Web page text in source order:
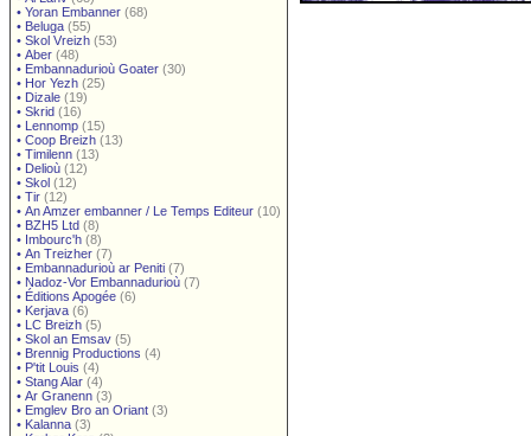
• Yoran Embanner (68)
• Beluga (55)
• Skol Vreizh (53)
• Aber (48)
• Embannadurioù Goater (30)
• Hor Yezh (25)
• Dizale (19)
• Skrid (16)
• Lennomp (15)
• Coop Breizh (13)
• Timilenn (13)
• Delioù (12)
• Skol (12)
• Tir (12)
• An Amzer embanner / Le Temps Editeur (10)
• BZH5 Ltd (8)
• Imbourc'h (8)
• An Treizher (7)
• Embannadurioù ar Peniti (7)
• Nadoz-Vor Embannadurioù (7)
• Éditions Apogée (6)
• Kerjava (6)
• LC Breizh (5)
• Skol an Emsav (5)
• Brennig Productions (4)
• P'tit Louis (4)
• Stang Alar (4)
• Ar Granenn (3)
• Emglev Bro an Oriant (3)
• Kalanna (3)